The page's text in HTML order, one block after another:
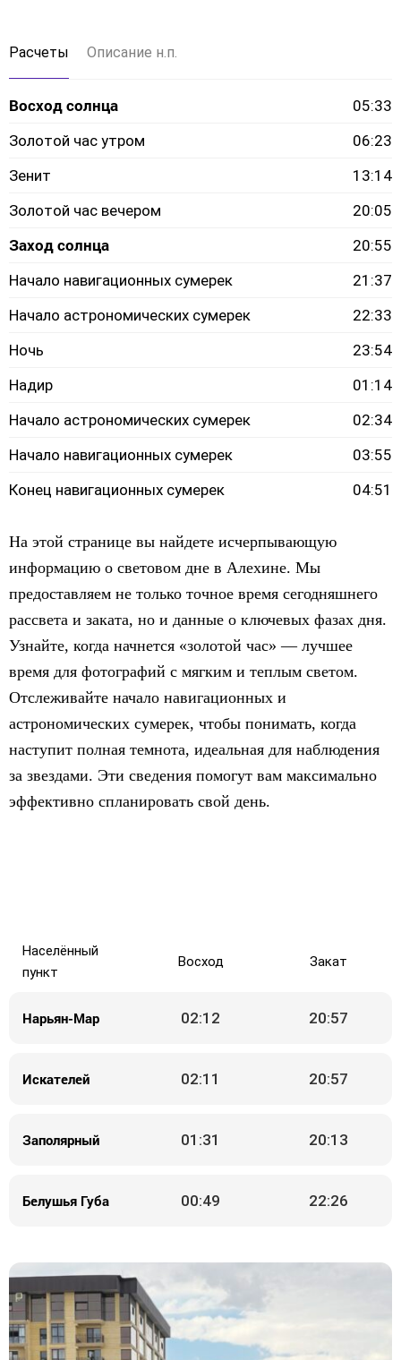
Расчеты Описание н.п.
Восход солнца
05:33
Золотой час утром
06:23
Зенит
13:14
Золотой час вечером
20:05
Заход солнца
20:55
Начало навигационных сумерек
21:37
Начало астрономических сумерек
22:33
Ночь
23:54
Надир
01:14
Начало астрономических сумерек
02:34
Начало навигационных сумерек
03:55
Конец навигационных сумерек
04:51
На этой странице вы найдете исчерпывающую
информацию о световом дне в Алехине. Мы
предоставляем не только точное время сегодняшнего
рассвета и заката, но и данные о ключевых фазах дня.
Узнайте, когда начнется «золотой час» — лучшее
время для фотографий с мягким и теплым светом.
Отслеживайте начало навигационных и
астрономических сумерек, чтобы понимать, когда
наступит полная темнота, идеальная для наблюдения
за звездами. Эти сведения помогут вам максимально
эффективно спланировать свой день.
Населённый
пункт
Восход Закат
Нарьян-Мар 02:12 20:57
Искателей 02:11 20:57
Заполярный 01:31 20:13
Белушья Губа 00:49 22:26